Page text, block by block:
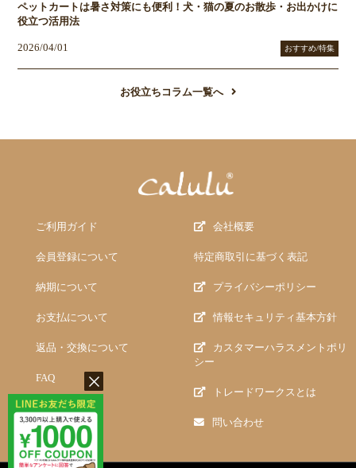
ペットカートは暑さ対策にも便利！犬・猫の夏のお散歩・お出かけに
役立つ活用法
2026/04/01 おすすめ/特集
お役立ちコラム一覧へ
ご利用ガイド
会員登録について
納期について
お支払について
返品・交換について
FAQ
会社概要
特定商取引に基づく表記
プライバシーポリシー
情報セキュリティ基本方針
カスタマーハラスメントポリ
シー
トレードワークスとは
問い合わせ